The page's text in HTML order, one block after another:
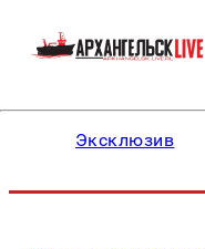
Эксклюзив